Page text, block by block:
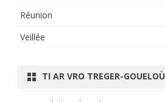
Réunion
Veillée
TI AR VRO TREGER-GOUELOÙ